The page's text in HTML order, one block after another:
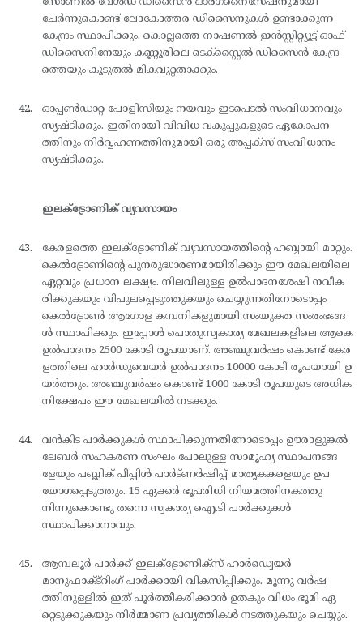
ചേര്‍ന്നുകൊണ്ട് ലോകോത്തര ഡിസൈനുകള്‍ ഉണ്ടാക്കുന്ന
കേന്ദ്രം സ്ഥാപിക്കും. കൊല്ലത്തെ നാഷണല്‍ ഇന്‍സ്റ്റിറ്റ്യൂട്ട് ഓഫ്
ഡിസൈനിനേയും കണ്ണൂരിലെ ടെക്സ്റ്റൈല്‍ ഡിസൈന്‍ കേന്ദ്ര
ത്തെയും കൂടുതല്‍ മികവുറ്റതാക്കും.
ഓപ്പണ്‍ഡാറ്റ പോളിസിയും നയവും ഇടപെടല്‍ സംവിധാനവും
സൃഷ്ടിക്കും. ഇതിനായി വിവിധ വകുപ്പുകളുടെ ഏകോപന
ത്തിനും നിര്‍വ്വഹണത്തിനുമായി ഒരു അപ്പക്സ് സംവിധാനം
സൃഷ്ടിക്കും.
ഇലക്ട്രോണിക് വ്യവസായം
കേരളത്തെ ഇലക്ട്രോണിക് വ്യവസായത്തിന്റെ ഹബ്ബായി മാറ്റും.
കെല്‍ട്രോണിന്റെ പുനരുദ്ധാരണമായിരിക്കും ഈ മേഖലയിലെ
ഏറ്റവും പ്രധാന ലക്ഷ്യം. നിലവിലുള്ള ഉല്‍പാദനശേഷി നവീക
രിക്കുകയും വിപുലപ്പെടുത്തുകയും ചെയ്യുന്നതിനോടൊപ്പം
കെല്‍ട്രോണ്‍ ആഗോള കമ്പനികളുമായി സംയുക്ത സംരംഭങ്ങ
ള്‍ സ്ഥാപിക്കും. ഇപ്പോള്‍ പൊതുസ്വകാര്യ മേഖലകളിലെ ആകെ
ഉല്‍പാദനം 2500 കോടി രൂപയാണ്. അഞ്ചുവര്‍ഷം കൊണ്ട് കേര
ളത്തിലെ ഹാര്‍ഡുവെയര്‍ ഉല്‍പാദനം 10000 കോടി രൂപയായി ഉ
യര്‍ത്തും. അഞ്ചുവര്‍ഷം കൊണ്ട് 1000 കോടി രൂപയുടെ അധിക
നിക്ഷേപം ഈ മേഖലയില്‍ നടക്കും.
വന്‍കിട പാര്‍ക്കുകള്‍ സ്ഥാപിക്കുന്നതിനോടൊപ്പം ഊരാളുങ്കല്‍
ലേബര്‍ സഹകരണ സംഘം പോലുള്ള സാമൂഹ്യ സ്ഥാപനങ്ങ
ളേയും പബ്ലിക് പീപ്പിള്‍ പാര്‍ട്ണര്‍ഷിപ്പ് മാതൃകകളെയും ഉപ
യോഗപ്പെടുത്തും. 15 ഏക്കര്‍ ഭൂപരിധി നിയമത്തിനകത്തു
നിന്നുകൊണ്ടു തന്നെ സ്വകാര്യ ഐ.ടി പാര്‍ക്കുകള്‍
സ്ഥാപിക്കാനാവും.
ആമ്പലൂര്‍ പാര്‍ക്ക് ഇലക്ട്രോണിക്സ് ഹാര്‍ഡ്വെയര്‍
മാനുഫാക്ട്റിംഗ് പാര്‍ക്കായി വികസിപ്പിക്കും. മൂന്നു വര്‍ഷ
ത്തിനുള്ളില്‍ ഇത് പൂര്‍ത്തീകരിക്കാന്‍ ഉതകും വിധം ഭൂമി ഏ
റ്റെടുക്കുകയും നിര്‍മ്മാണ പ്രവൃത്തികള്‍ നടത്തുകയും ചെയ്യും.